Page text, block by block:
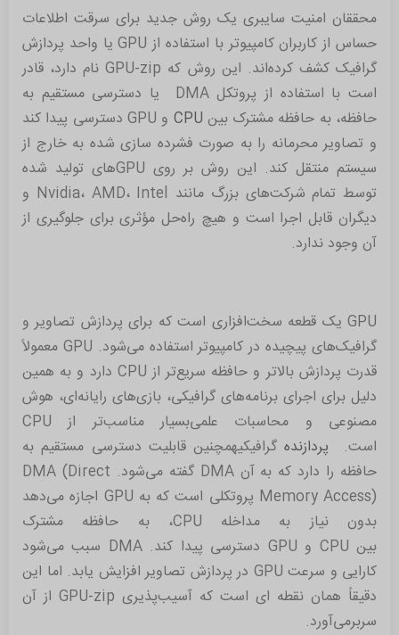
محققان امنیت سایبری یک روش جدید برای سرقت اطلاعات
حساس از کاربران کامپیوتر با استفاده از GPU یا واحد پردازش
گرافیک کشف کرده‌اند. این روش که GPU-zip نام دارد، قادر
است با استفاده از پروتکل DMA یا دسترسی مستقیم به
حافظه، به حافظه مشترک بین CPU
و GPU دسترسی پیدا کند
و تصاویر محرمانه را به صورت فشرده سازی شده به خارج از
سیستم منتقل کند. این روش بر روی GPUهای تولید شده
توسط تمام شرکت‌های بزرگ مانند Nvidia، AMD، Intel و
دیگران قابل اجرا است و هیچ راه‌حل مؤثری برای جلوگیری از
آن وجود ندارد.
GPU یک قطعه سخت‌افزاری است که برای پردازش تصاویر و
گرافیک‌های پیچیده در کامپیوتر استفاده می‌شود. GPU معمولاً
قدرت پردازش بالاتر و حافظه سریع‌تر از CPU دارد و به همین
دلیل برای اجرای برنامه‌های گرافیکی، بازی‌های رایانه‌ای، هوش
مصنوعی و محاسبات علمی‌بسیار مناسب‌تر از CPU
است. پردازندهگرافیکیهمچنین قابلیت دسترسی مستقیم به
حافظه را دارد که به آن DMA گفته می‌شود. DMA (Direct
Memory Access) پروتکلی است که به GPU اجازه می‌دهد
بدون نیاز به مداخله CPU، به حافظه مشترک
بین CPU و GPU دسترسی پیدا کند. DMA سبب می‌شود
کارایی و سرعت GPU در پردازش تصاویر افزایش یابد. اما این
دقیقاً همان نقطه ای است که آسیب‌پذیری GPU-zip از آن
سربرمی‌آورد.